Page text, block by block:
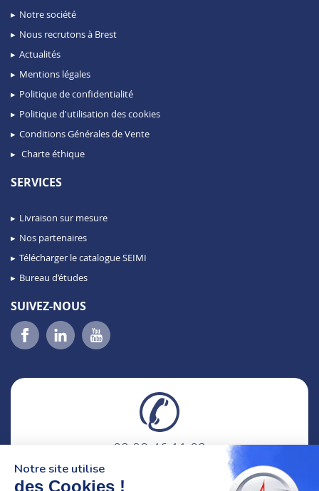
Notre société
Nous recrutons à Brest
Actualités
Mentions légales
Politique de confidentialité
Politique d'utilisation des cookies
Conditions Générales de Vente
Charte éthique
SERVICES
Livraison sur mesure
Nos partenaires
Télécharger le catalogue SEIMI
Bureau d’études
SUIVEZ-NOUS
02 98 46 11 02
8h-12h30 & 13h30-18h
Notre site utilise
des Cookies !